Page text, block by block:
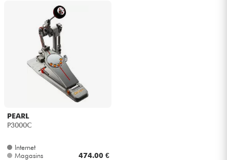
PEARL
P3000C
Internet
Magasins
474.00 €